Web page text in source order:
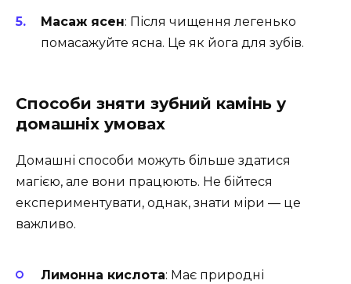
Масаж ясен: Після чищення легенько
помасажуйте ясна. Це як йога для зубів.
Способи зняти зубний камінь у
домашніх умовах
Домашні способи можуть більше здатися
магією, але вони працюють. Не бійтеся
експериментувати, однак, знати міри — це
важливо.
Лимонна кислота: Має природні